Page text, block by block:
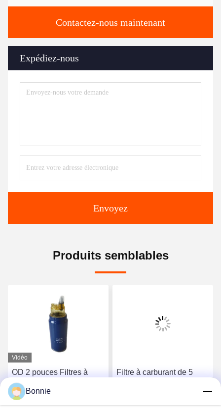
Contactez-nous maintenant
Expédiez-nous
Envoyez
Produits semblables
Vidéo
OD 2 pouces Filtres à
carburant pour véhicules
90GPH Numéro d'origine
612600081335
Filtre à carburant de 5
Numéro d'origine
Bonnie